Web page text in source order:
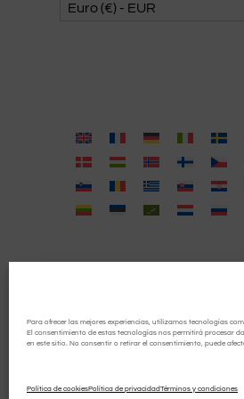
Para ofrecer las mejores experiencias, utilizamos tecnologías
El consentimiento de estas tecnologías nos permitirá procesar
en este sitio. No consentir o retirar el consentimiento, puede
Política de cookiesPolítica de privacidadTérminos y condiciones
Euro (€) - EUR